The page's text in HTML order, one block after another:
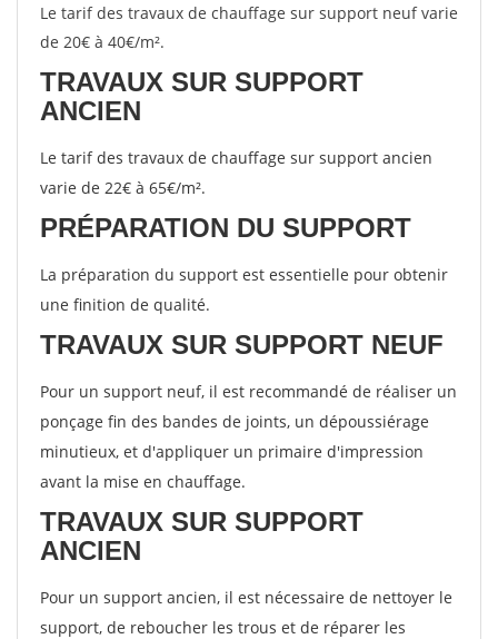
Le tarif des travaux de chauffage sur support neuf varie
de 20€ à 40€/m².
TRAVAUX SUR SUPPORT
ANCIEN
Le tarif des travaux de chauffage sur support ancien
varie de 22€ à 65€/m².
PRÉPARATION DU SUPPORT
La préparation du support est essentielle pour obtenir
une finition de qualité.
TRAVAUX SUR SUPPORT NEUF
Pour un support neuf, il est recommandé de réaliser un
ponçage fin des bandes de joints, un dépoussiérage
minutieux, et d'appliquer un primaire d'impression
avant la mise en chauffage.
TRAVAUX SUR SUPPORT
ANCIEN
Pour un support ancien, il est nécessaire de nettoyer le
support, de reboucher les trous et de réparer les